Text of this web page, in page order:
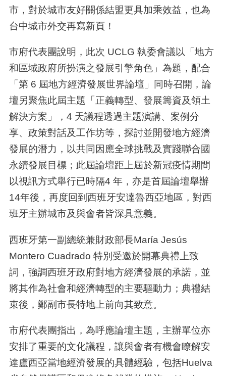
市，對於城市友好關係結盟更具加乘效益，也為
台中城市外交再寫新頁！
市府代表團說明，此次 UCLG 執委會議以「地方
和區域政府所扮演之發展引擎角色」為題，配合
「第 6 屆地方經濟發展世界論壇」同時召開，論
壇另聚焦此屆主題「正義轉型、發展籌資及領土
解決方案」， 4 天議程透過主題演講、案例分
享、政策對話及工作坊等，探討並開發地方經濟
發展的潛力，以共同因應全球挑戰及實踐聯合國
永續發展目標；此屆論壇距上屆於新冠疫情期間
以視訊方式舉行已時隔4 年，亦是首屆論壇舉辦
14年後，再度回到西班牙安達魯西亞地區，對西
班牙主辦城市及與會者皆深具意義。
西班牙第一副總統兼財政部長María Jesús
Montero Cuadrado 特別受邀於開幕典禮上致
詞，強調西班牙政府對地方經濟發展的承諾，並
將其作為社會和經濟轉型的主要驅動力；典禮結
束後，鄭副市長特地上前向其致意。
市府代表團指出，為呼應論壇主題，主辦單位亦
安排了重要的文化議程，讓與會者有機會瞭解安
達盧西亞當地經濟發展的具體經驗，包括Huelva